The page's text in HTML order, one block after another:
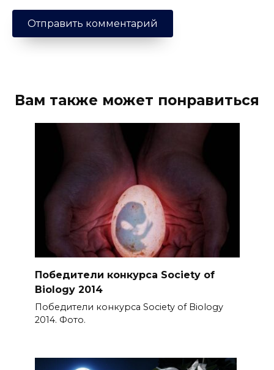
Вам также может понравиться
Победители конкурса Society of
Biology 2014
Победители конкурса Society of Biology
2014. Фото.